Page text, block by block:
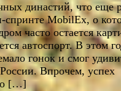
династий, что еще
спринте MobilEx, о
часто остается
автоспорт. В этом
гонок и смог
Впрочем, успех
[…]